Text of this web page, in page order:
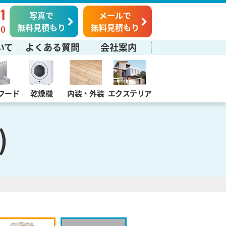
写真で
無料見積もり
メールで
無料見積もり
て よくある質問 会社案内
ード 乾燥機 内装・外装 エクステリア